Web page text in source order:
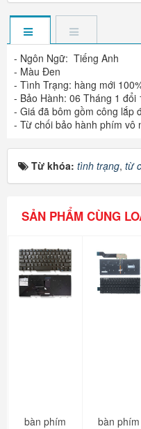
- Ngôn Ngữ: Tiếng Anh
- Màu Đen
- Tình Trạng: hàng mới
- Bảo Hành: 06 Tháng 1 đổi
- Giá đã bôm gồm công lắp
- Từ chối bảo hành phím vô
Từ khóa: tình trạng, từ
SẢN PHẨM CÙNG
bàn phím
bàn phím